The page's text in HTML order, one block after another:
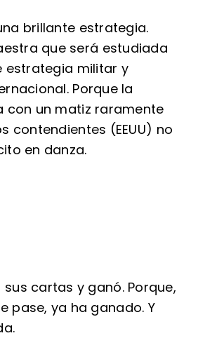
brillante estrategia.
que será estudiada
estrategia militar y
Porque la
con un matiz raramente
contendientes (EEUU) no
en danza.
sus cartas y ganó. Porque,
pase, ya ha ganado. Y